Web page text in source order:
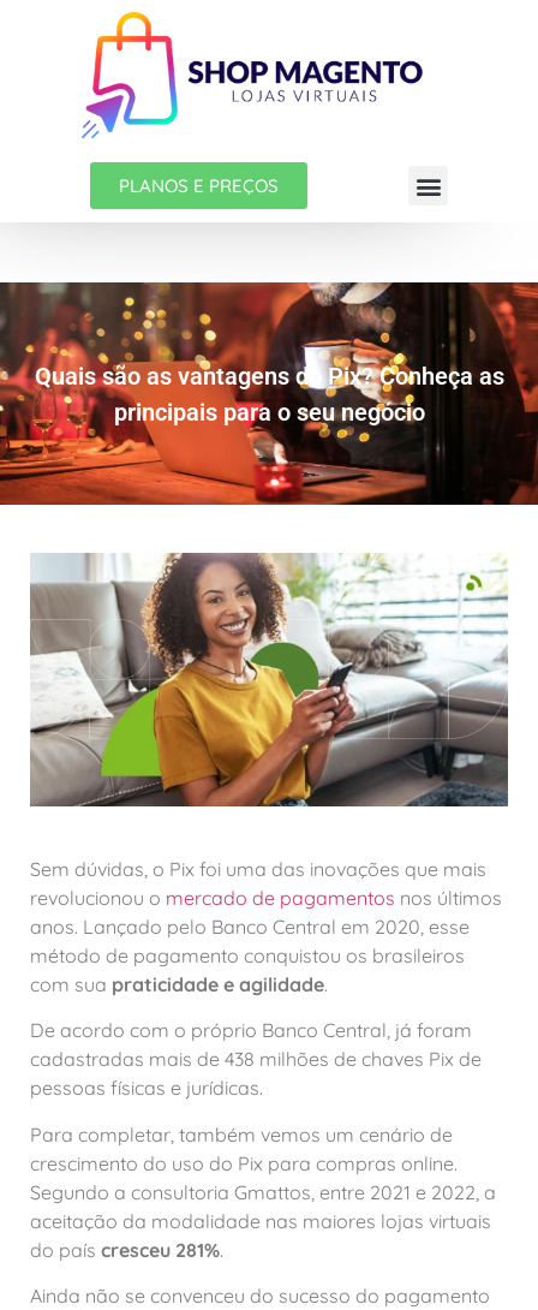
PLANOS E PREÇOS
Quais são as vantagens do Pix? Conheça as
principais para o seu negócio
Sem dúvidas, o Pix foi uma das inovações que mais
revolucionou o mercado de pagamentos nos últimos
anos. Lançado pelo Banco Central em 2020, esse
método de pagamento conquistou os brasileiros
com sua praticidade e agilidade.
De acordo com o próprio Banco Central, já foram
cadastradas mais de 438 milhões de chaves Pix de
pessoas físicas e jurídicas.
Para completar, também vemos um cenário de
crescimento do uso do Pix para compras online.
Segundo a consultoria Gmattos, entre 2021 e 2022, a
aceitação da modalidade nas maiores lojas virtuais
do país cresceu 281%.
Ainda não se convenceu do sucesso do pagamento